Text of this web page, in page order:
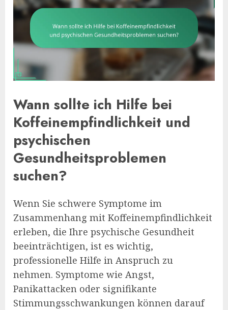
Wann sollte ich Hilfe bei
Koffeinempfindlichkeit und
psychischen
Gesundheitsproblemen
suchen?
Wenn Sie schwere Symptome im
Zusammenhang mit Koffeinempfindlichkeit
erleben, die Ihre psychische Gesundheit
beeinträchtigen, ist es wichtig,
professionelle Hilfe in Anspruch zu
nehmen. Symptome wie Angst,
Panikattacken oder signifikante
Stimmungsschwankungen können darauf